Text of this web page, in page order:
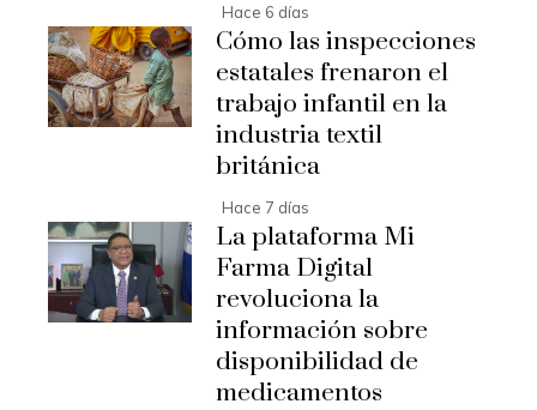
Hace 6 días
Cómo las inspecciones
estatales frenaron el
trabajo infantil en la
industria textil
británica
Hace 7 días
La plataforma Mi
Farma Digital
revoluciona la
información sobre
disponibilidad de
medicamentos